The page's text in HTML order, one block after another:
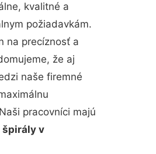
kvalitné a
požiadavkám.
na precíznosť a
že aj
naše firemné
pracovníci majú
špirály v